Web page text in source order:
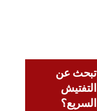
تبحث عن
التفتيش
السريع؟